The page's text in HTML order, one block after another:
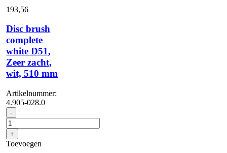
x
aantal
193,56
Disc brush
complete
white D51,
Zeer zacht,
wit, 510 mm
Artikelnummer:
4.905-028.0
- Disc
brush
complete
white
D51,
+
Toevoegen